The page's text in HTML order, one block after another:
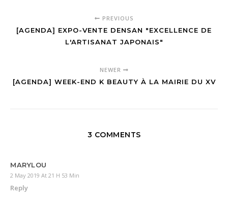
PREVIOUS
[AGENDA] EXPO-VENTE DENSAN "EXCELLENCE DE
L'ARTISANAT JAPONAIS"
NEWER
[AGENDA] WEEK-END K BEAUTY À LA MAIRIE DU XV
3 COMMENTS
MARYLOU
2 May 2019 At 21 H 53 Min
Reply